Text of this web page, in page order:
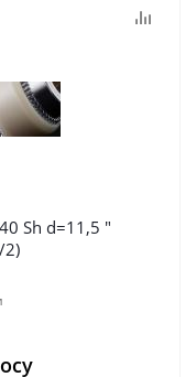
Sh d=11,5 "
2)